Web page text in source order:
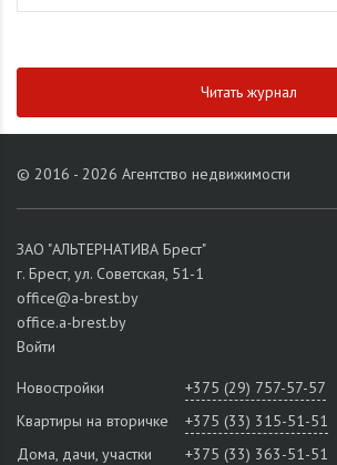
Читать журнал
© 2016 - 2026 Агентство недвижимости
ЗАО "АЛЬТЕРНАТИВА Брест"
г. Брест, ул. Советская, 51-1
office@a-brest.by
office.a-brest.by
Войти
Новостройки
+375 (29) 757-57-57
Квартиры на вторичке
+375 (33) 315-51-51
Дома, дачи, участки
+375 (33) 363-51-51